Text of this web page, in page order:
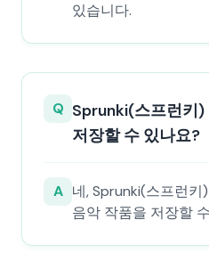
있습니다.
Q Sprunki(스프런키)
저장할 수 있나요?
A 네, Sprunki(스프런
음악 작품을 저장할